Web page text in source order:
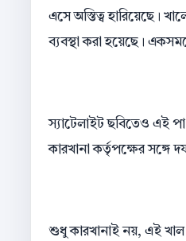
এসে অস্তিত্ব হারিয়েছে।
ব্যবস্থা করা হয়েছে।
স্যাটেলাইট ছবিতেও এই
কারখানা কর্তৃপক্ষের
শুধু কারখানাই নয়, এই খাল